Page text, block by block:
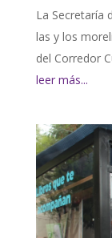
La Secretaría
las y los
del Corredor
leer más...